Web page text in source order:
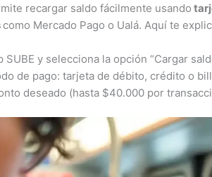
recargar saldo fácilmente usando
como Mercado Pago o Ualá. Aquí te
SUBE y selecciona la opción “Cargar
de pago: tarjeta de débito, crédito o
deseado (hasta $40.000 por